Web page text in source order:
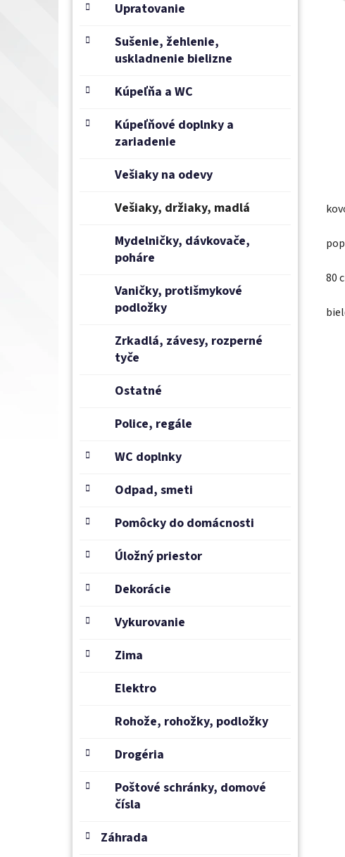
Upratovanie
Sušenie, žehlenie,
uskladnenie bielizne
Kúpeľňa a WC
Kúpeľňové doplnky a
zariadenie
Vešiaky na odevy
Vešiaky, držiaky, madlá
Mydelničky, dávkovače,
poháre
Vaničky, protišmykové
podložky
Zrkadlá, závesy, rozperné
tyče
Ostatné
Police, regále
WC doplnky
Odpad, smeti
Pomôcky do domácnosti
Úložný priestor
Dekorácie
Vykurovanie
Zima
Elektro
Rohože, rohožky, podložky
Drogéria
Poštové schránky, domové
čísla
Záhrada
80